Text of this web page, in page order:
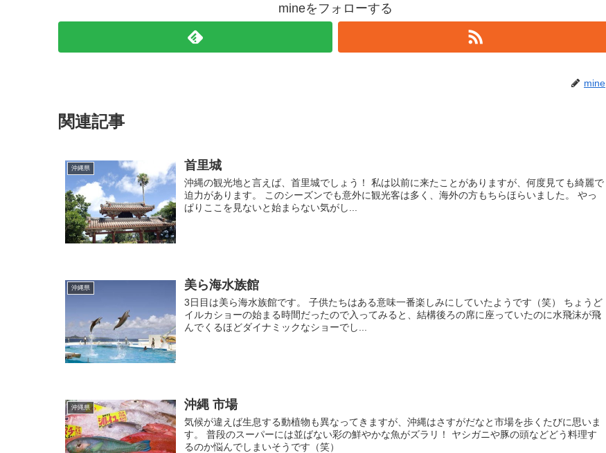
mineをフォローする
mine
関連記事
沖縄県 首里城
沖縄の観光地と言えば、首里城でしょう！ 私は以前に来たことがありますが、何度見ても綺麗で
迫力があります。 このシーズンでも意外に観光客は多く、海外の方もちらほらいました。 やっ
ぱりここを見ないと始まらない気がし...
沖縄県 美ら海水族館
3日目は美ら海水族館です。 子供たちはある意味一番楽しみにしていたようです（笑） ちょうど
イルカショーの始まる時間だったので入ってみると、結構後ろの席に座っていたのに水飛沫が飛
んでくるほどダイナミックなショーでし...
沖縄県 沖縄 市場
気候が違えば生息する動植物も異なってきますが、沖縄はさすがだなと市場を歩くたびに思いま
す。 普段のスーパーには並ばない彩の鮮やかな魚がズラリ！ ヤシガニや豚の頭などどう料理す
るのか悩んでしまいそうです（笑）